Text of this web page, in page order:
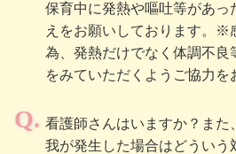
保育中に発熱や嘔吐等があっ
えをお願いしております。※
為、発熱だけでなく体調不良
をみていただくようご協力を
看護師さんはいますか？また
我が発生した場合はどういう